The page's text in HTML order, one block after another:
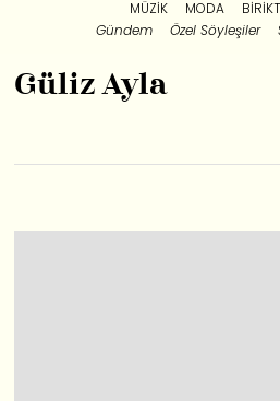
MÜZIK
MODA
Gündem
Özel Söyleşiler
Güliz Ayla